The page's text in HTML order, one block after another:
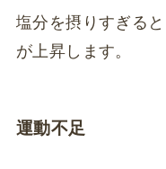
塩分を摂りすぎる
が上昇します。
運動不足